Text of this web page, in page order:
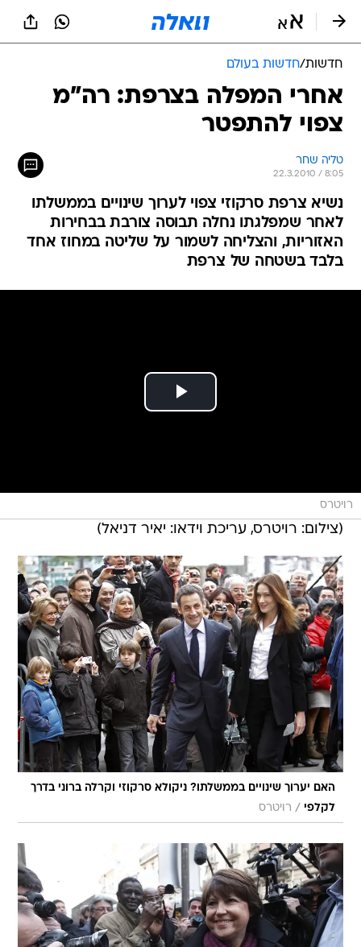
חדשות/חדשות בעולם
אחרי המפלה בצרפת: רה"מ
צפוי להתפטר
טליה שחר
22.3.2010 / 8:05
נשיא צרפת סרקוזי צפוי לערוך שינויים בממשלתו
לאחר שמפלגתו נחלה תבוסה צורבת בבחירות
האזוריות, והצליחה לשמור על שליטה במחוז אחד
בלבד בשטחה של צרפת
רויטרס
(צילום: רויטרס, עריכת וידאו: יאיר דניאל)
האם יערוך שינויים בממשלתו? ניקולא סרקוזי וקרלה ברוני בדרך
לקלפי / רויטרס